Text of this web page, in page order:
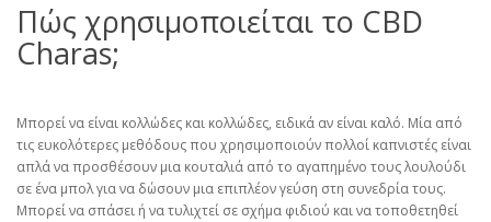
Πώς χρησιμοποιείται το CBD
Charas;
Μπορεί να είναι κολλώδες και κολλώδες, ειδικά αν είναι καλό. Μία από
τις ευκολότερες μεθόδους που χρησιμοποιούν πολλοί καπνιστές είναι
απλά να προσθέσουν μια κουταλιά από το αγαπημένο τους λουλούδι
σε ένα μπολ για να δώσουν μια επιπλέον γεύση στη συνεδρία τους.
Μπορεί να σπάσει ή να τυλιχτεί σε σχήμα φιδιού και να τοποθετηθεί